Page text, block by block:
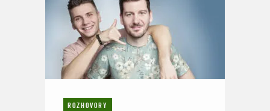
ROZHOVORY